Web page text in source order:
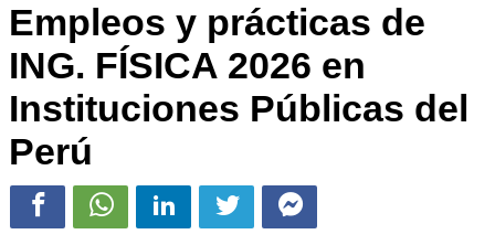
Empleos y prácticas de
ING. FÍSICA 2026 en
Instituciones Públicas del
Perú